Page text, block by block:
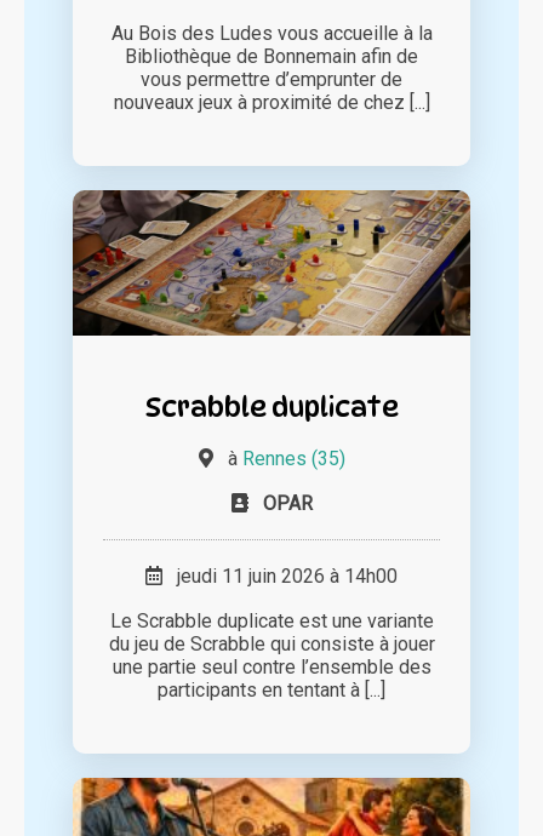
Au Bois des Ludes vous accueille à la
Bibliothèque de Bonnemain afin de
vous permettre d’emprunter de
nouveaux jeux à proximité de chez [...]
Scrabble duplicate
à Rennes (35)
OPAR
jeudi 11 juin 2026 à 14h00
Le Scrabble duplicate est une variante
du jeu de Scrabble qui consiste à jouer
une partie seul contre l’ensemble des
participants en tentant à [...]